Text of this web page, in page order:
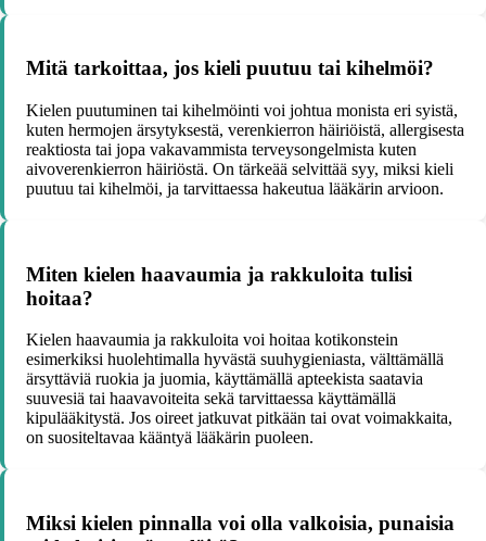
Mitä tarkoittaa, jos kieli puutuu tai kihelmöi?
Kielen puutuminen tai kihelmöinti voi johtua monista eri syistä,
kuten hermojen ärsytyksestä, verenkierron häiriöistä, allergisesta
reaktiosta tai jopa vakavammista terveysongelmista kuten
aivoverenkierron häiriöstä. On tärkeää selvittää syy, miksi kieli
puutuu tai kihelmöi, ja tarvittaessa hakeutua lääkärin arvioon.
Miten kielen haavaumia ja rakkuloita tulisi
hoitaa?
Kielen haavaumia ja rakkuloita voi hoitaa kotikonstein
esimerkiksi huolehtimalla hyvästä suuhygieniasta, välttämällä
ärsyttäviä ruokia ja juomia, käyttämällä apteekista saatavia
suuvesiä tai haavavoiteita sekä tarvittaessa käyttämällä
kipulääkitystä. Jos oireet jatkuvat pitkään tai ovat voimakkaita,
on suositeltavaa kääntyä lääkärin puoleen.
Miksi kielen pinnalla voi olla valkoisia, punaisia